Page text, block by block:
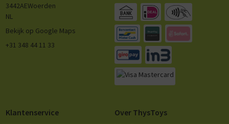
3442AEWoerden
NL
Bekijk op Google Maps
+31 348 44 11 33
Klantenservice Over ThysToys